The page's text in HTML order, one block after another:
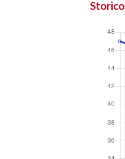
Storico